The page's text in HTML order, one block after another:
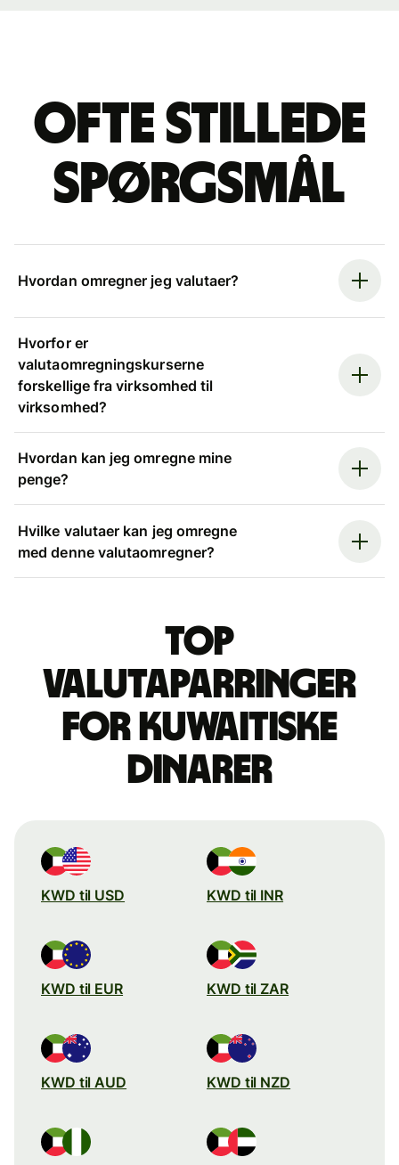
Ofte stillede
spørgsmål
Hvordan omregner jeg valutaer?
Hvorfor er
valutaomregningskurserne
forskellige fra virksomhed til
virksomhed?
Hvordan kan jeg omregne mine
penge?
Hvilke valutaer kan jeg omregne
med denne valutaomregner?
Top
valutaparringer
for kuwaitiske
dinarer
KWD til USD KWD til INR
KWD til EUR KWD til ZAR
KWD til AUD KWD til NZD